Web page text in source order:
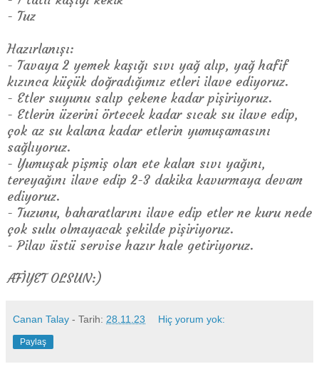
- Tuz
Hazırlanışı:
- Tavaya 2 yemek kaşığı sıvı yağ alıp, yağ hafif
kızınca küçük doğradığımız etleri ilave ediyoruz.
- Etler suyunu salıp çekene kadar pişiriyoruz.
- Etlerin üzerini örtecek kadar sıcak su ilave edip,
çok az su kalana kadar etlerin yumuşamasını
sağlıyoruz.
- Yumuşak pişmiş olan ete kalan sıvı yağını,
tereyağını ilave edip 2-3 dakika kavurmaya devam
ediyoruz.
- Tuzunu, baharatlarını ilave edip etler ne kuru nede
çok sulu olmayacak şekilde pişiriyoruz.
- Pilav üstü servise hazır hale getiriyoruz.
AFİYET OLSUN:)
Canan Talay - Tarih: 28.11.23 Hiç yorum yok:
Paylaş